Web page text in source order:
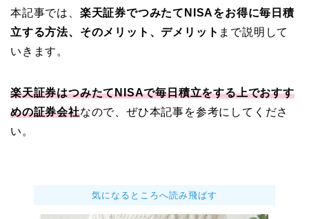
本記事では、 楽天証券でつみたてNISAをお得に毎日積
立する方法、そのメリット、デメリット まで説明して
いきます。
楽天証券はつみたてNISAで毎日積立をする上でおすす
めの証券会社なので、ぜひ本記事を参考にしてくださ
い。
気になるところへ読み飛ばす